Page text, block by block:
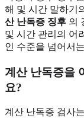
해 및 시간 말하기
산 난독증 징후 의
및 시간 관리의 어
인 수준을 넘어서
계산 난독증을
요?
계산 난독증 검사